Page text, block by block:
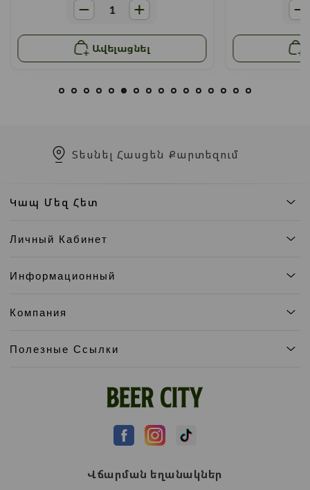
Ավելացնել
Տեսնել Հասցեն Քարտեզում
Կապ Մեզ Հետ
Личный Кабинет
Информационный
Компания
Полезные Ссылки
Վճարման եղանակներ